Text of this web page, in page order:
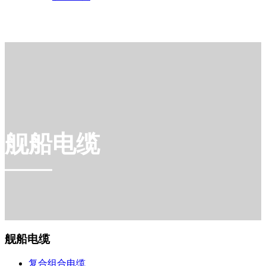
舰船电缆
舰船电缆
复合组合电缆